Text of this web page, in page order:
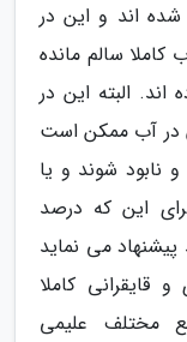
اند و این در
سالم مانده
البته این در
در آب ممکن است
نابود شوند و یا
این که درصد
می نماید
کاملا
مختلف علیمی